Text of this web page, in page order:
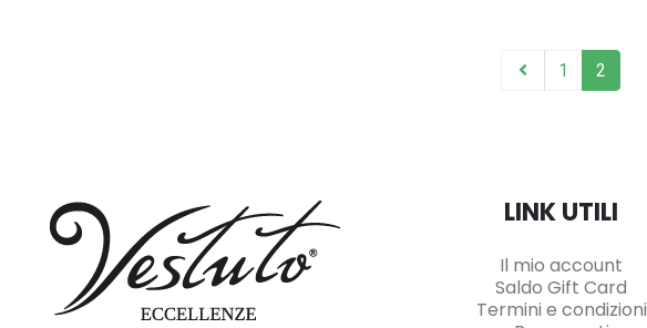
1 2
LINK UTILI
Il mio account
Saldo Gift Card
Termini e condizioni